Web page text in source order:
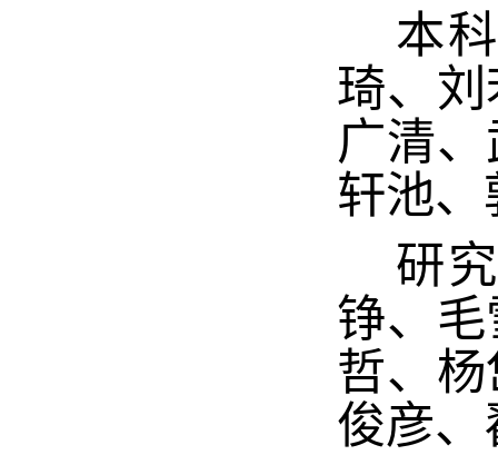
本
琦、
广清
轩池
研
铮、
哲、
俊彦、